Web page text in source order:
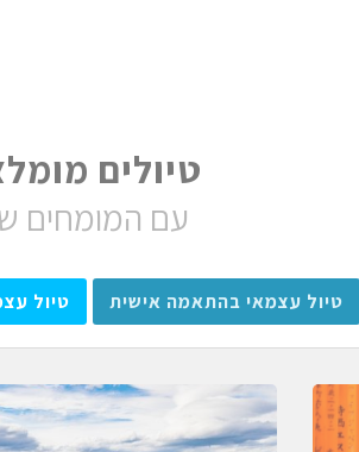
טיולים
עם המומחים
טיול עצמאי בהתאמה אישית טיול